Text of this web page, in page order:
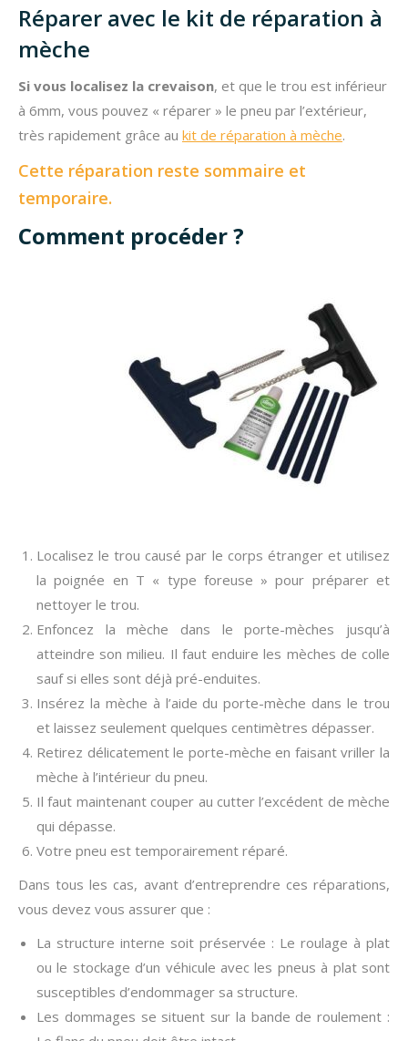
Réparer avec le kit de réparation à
mèche
Si vous localisez la crevaison, et que le trou est inférieur
à 6mm, vous pouvez « réparer » le pneu par l’extérieur,
très rapidement grâce au kit de réparation à mèche.
Cette réparation reste sommaire et
temporaire.
Comment procéder ?
Localisez le trou causé par le corps étranger et utilisez
la poignée en T « type foreuse » pour préparer et
nettoyer le trou.
Enfoncez la mèche dans le porte-mèches jusqu’à
atteindre son milieu. Il faut enduire les mèches de colle
sauf si elles sont déjà pré-enduites.
Insérez la mèche à l’aide du porte-mèche dans le trou
et laissez seulement quelques centimètres dépasser.
Retirez délicatement le porte-mèche en faisant vriller la
mèche à l’intérieur du pneu.
Il faut maintenant couper au cutter l’excédent de mèche
qui dépasse.
Votre pneu est temporairement réparé.
Dans tous les cas, avant d’entreprendre ces réparations,
vous devez vous assurer que :
La structure interne soit préservée : Le roulage à plat
ou le stockage d’un véhicule avec les pneus à plat sont
susceptibles d’endommager sa structure.
Les dommages se situent sur la bande de roulement :